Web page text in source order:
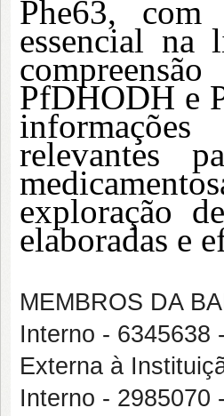
Phe63, com
essencial na
PfDHODH e
relevantes
exploração
elaboradas e
MEMBROS DA
Interno - 6345638
Externa à
Interno - 2985070